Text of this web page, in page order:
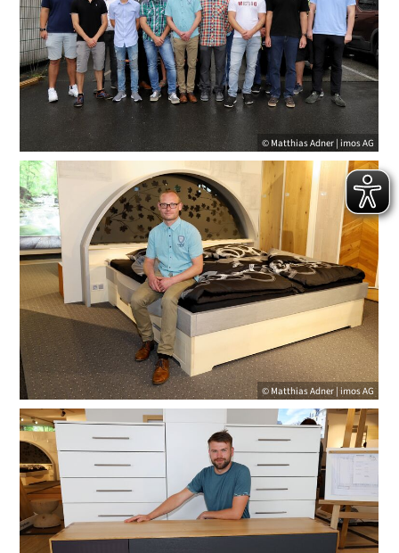
© Matthias Adner | imos AG
© Matthias Adner | imos AG